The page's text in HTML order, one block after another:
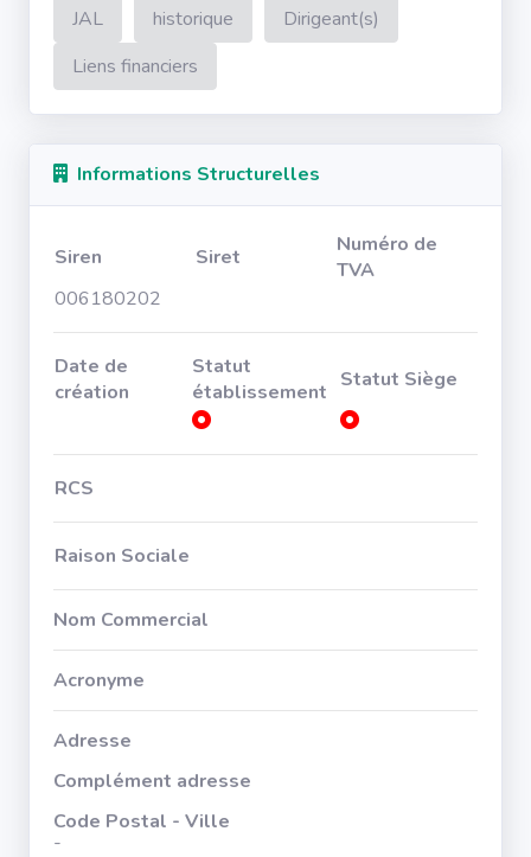
JAL
historique
Dirigeant(s)
Liens financiers
Informations Structurelles
Siren Siret
Numéro de
TVA
006180202
Date de
création
Statut
établissement Statut Siège
RCS
Raison Sociale
Nom Commercial
Acronyme
Adresse
Complément adresse
Code Postal - Ville
-